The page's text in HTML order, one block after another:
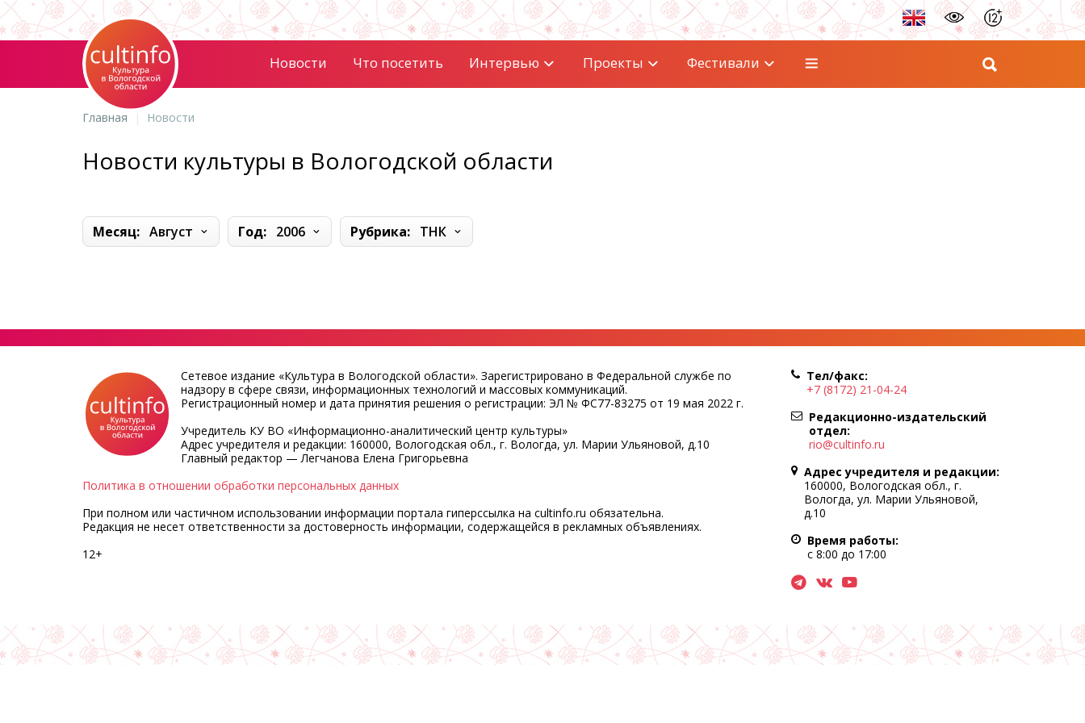
Новости Что посетить Интервью Проекты Фестивали
Главная Новости
Новости культуры в Вологодской области
Месяц: Август Год: 2006 Рубрика: ТНК
Сетевое издание «Культура в Вологодской области». Зарегистрировано в Федеральной службе по
надзору в сфере связи, информационных технологий и массовых коммуникаций.
Регистрационный номер и дата принятия решения о регистрации: ЭЛ № ФС77-83275 от 19 мая 2022 г.
Учредитель КУ ВО «Информационно-аналитический центр культуры»
Адрес учредителя и редакции: 160000, Вологодская обл., г. Вологда, ул. Марии Ульяновой, д.10
Главный редактор — Легчанова Елена Григорьевна
Политика в отношении обработки персональных данных
При полном или частичном использовании информации портала гиперссылка на cultinfo.ru обязательна.
Редакция не несет ответственности за достоверность информации, содержащейся в рекламных объявлениях.
12+
Тел/факс:
+7 (8172) 21-04-24
Редакционно-издательский
отдел:
rio@cultinfo.ru
Адрес учредителя и редакции:
160000, Вологодская обл., г.
Вологда, ул. Марии Ульяновой,
д.10
Время работы:
с 8:00 до 17:00